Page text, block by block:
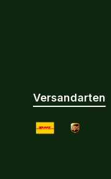
Versandarten